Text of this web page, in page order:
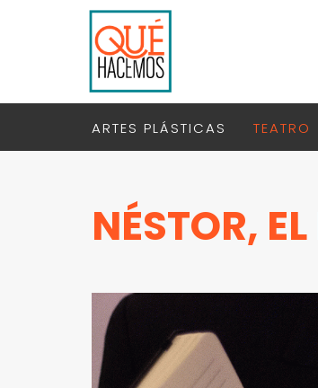
ARTES PLÁSTICAS TEATRO
NÉSTOR,